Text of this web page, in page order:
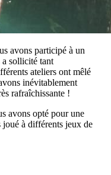
avons participé à un
a sollicité tant
ateliers ont mêlé
inévitablement
rafraîchissante !
avons opté pour une
à différents jeux de